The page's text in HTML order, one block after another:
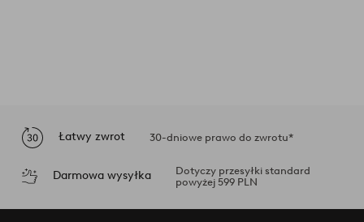
Łatwy zwrot 30-dniowe prawo do zwrotu*
Darmowa wysyłka
Dotyczy przesyłki standard
powyżej 599 PLN